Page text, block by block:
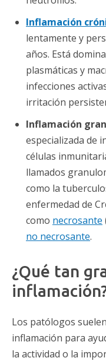
Inflamación
lentamente y
años. Está
plasmáticas y
infecciones
irritación
Inflamación
especializada de
células
llamados
como la
enfermedad de
como necrosante
no necrosante.
¿Qué tan
Los patólogos
inflamación para
la actividad o la